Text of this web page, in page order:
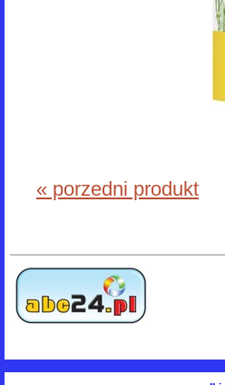
« porzedni produkt